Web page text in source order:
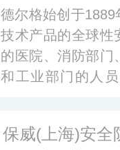
德尔格始创于
技术产品的全球性
的医院、消防部门
和工业部门的人
保威(上海)安全